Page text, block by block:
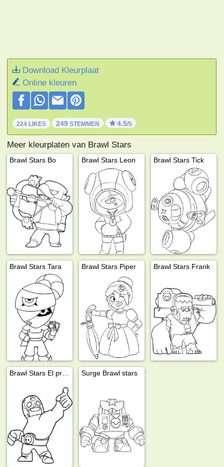
Download Kleurplaat
Online kleuren
224 LIKES 249 STEMMEN 4.5/5
Meer kleurplaten van Brawl Stars
Brawl Stars Bo Brawl Stars Leon Brawl Stars Tick
Brawl Stars Tara Brawl Stars Piper Brawl Stars Frank
Surge Brawl stars